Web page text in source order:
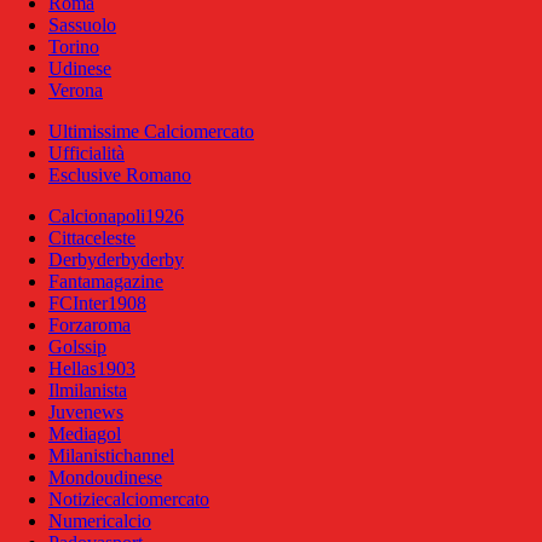
Sassuolo
Torino
Udinese
Verona
Ultimissime Calciomercato
Ufficialità
Esclusive Romano
Calcionapoli1926
Cittaceleste
Derbyderbyderby
Fantamagazine
FCInter1908
Forzaroma
Golssip
Hellas1903
Ilmilanista
Juvenews
Mediagol
Milanistichannel
Mondoudinese
Notiziecalciomercato
Numericalcio